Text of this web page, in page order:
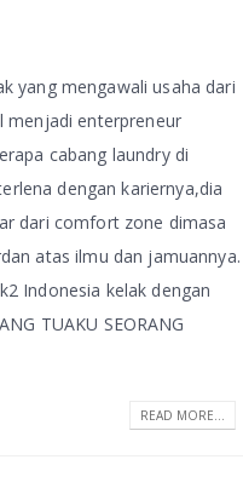
yang mengawali usaha dari
menjadi enterpreneur
cabang laundry di
dengan kariernya,dia
dari comfort zone dimasa
atas ilmu dan jamuannya.
Indonesia kelak dengan
TUAKU SEORANG
READ MORE...